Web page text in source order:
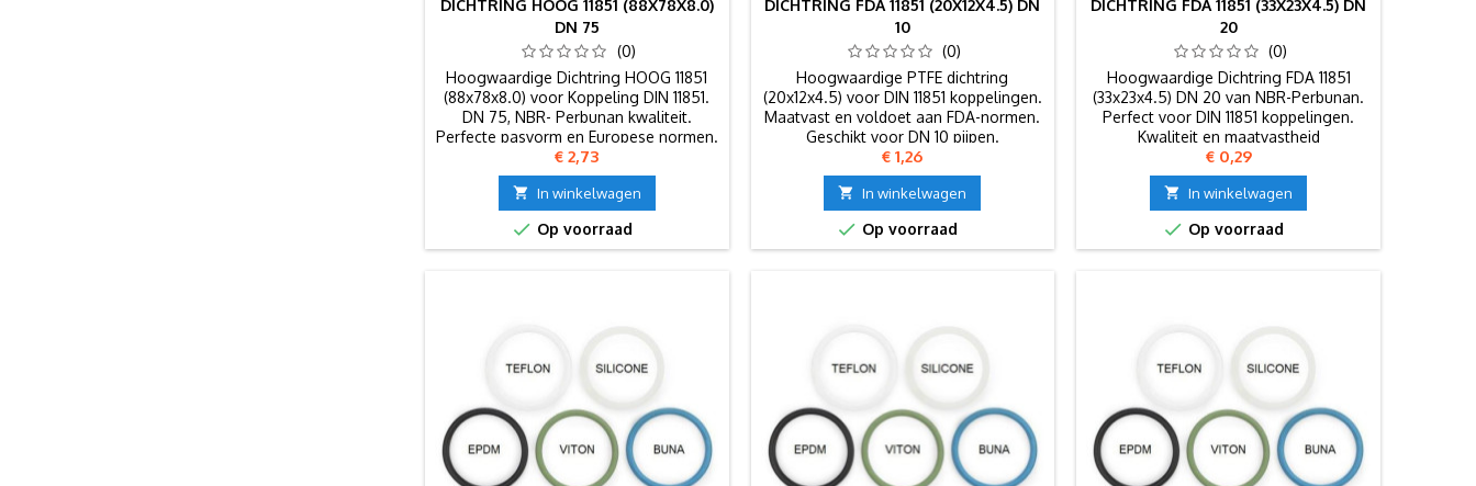
DICHTRING HOOG 11851 (88X78X8.0)
DN 75
(0)
Hoogwaardige Dichtring HOOG 11851
(88x78x8.0) voor Koppeling DIN 11851.
DN 75, NBR- Perbunan kwaliteit.
Perfecte pasvorm en Europese normen.
Prijs
€ 2,73
 In winkelwagen
 Op voorraad
DICHTRING FDA 11851 (20X12X4.5) DN
10
(0)
Hoogwaardige PTFE dichtring
(20x12x4.5) voor DIN 11851 koppelingen.
Maatvast en voldoet aan FDA-normen.
Geschikt voor DN 10 pijpen.
Prijs
€ 1,26
 In winkelwagen
 Op voorraad
DICHTRING FDA 11851 (33X23X4.5) DN
20
(0)
Hoogwaardige Dichtring FDA 11851
(33x23x4.5) DN 20 van NBR-Perbunan.
Perfect voor DIN 11851 koppelingen.
Kwaliteit en maatvastheid
gegarandeerd.
Prijs
€ 0,29
 In winkelwagen
 Op voorraad